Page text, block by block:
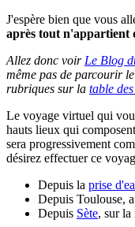
J'espère bien que vous
après tout n'appartient
Allez donc voir Le Blog
même pas de parcourir
rubriques sur la table
Le voyage virtuel qui
hauts lieux qui
sera progressivement
désirez effectuer ce
Depuis la prise
Depuis Toulouse,
Depuis Sète, sur la